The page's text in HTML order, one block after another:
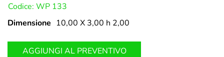
Codice: WP 133
Dimensione 10,00 X 3,00 h 2,00
AGGIUNGI AL PREVENTIVO